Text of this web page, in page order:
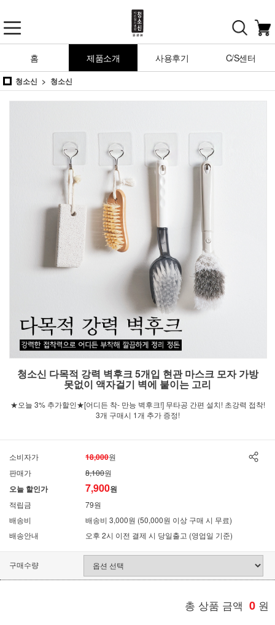
홈 제품소개 사용후기 C/S센터
청소신 청소신
청소신 다목적 강력 벽후크 5개입 현관 마스크 모자 가방
못없이 액자걸기 벽에 붙이는 고리
★오늘 3% 추가할인★[어디든 착- 만능 벽후크!] 무타공 간편 설치! 초강력 접착!
3개 구매시 1개 추가 증정!
소비자가 18,000원
판매가
8,100원
오늘 할인가 7,900원
적립금
79원
배송비
배송비 3,000원 (50,000원 이상 구매 시 무료)
배송안내
오후 2시 이전 결제 시 당일출고 (영업일 기준)
구매수량
총 상품 금액 0 원